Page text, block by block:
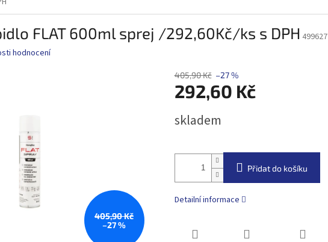
FLAT 600ml sprej /292,60Kč/ks s DPH 499627
hodnocení
405,90 Kč
–27 %
405,90 Kč –27 %
292,60 Kč
cena:
skladem
Přidat do košíku
Detailní informace